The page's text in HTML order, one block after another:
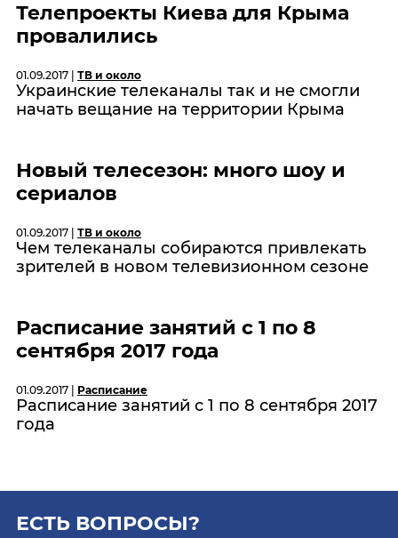
Телепроекты Киева для Крыма
провалились
01.09.2017 | ТВ и около
Украинские телеканалы так и не смогли
начать вещание на территории Крыма
Новый телесезон: много шоу и
сериалов
01.09.2017 | ТВ и около
Чем телеканалы собираются привлекать
зрителей в новом телевизионном сезоне
Расписание занятий с 1 по 8
сентября 2017 года
01.09.2017 | Расписание
Расписание занятий с 1 по 8 сентября 2017
года
ЕСТЬ ВОПРОСЫ?